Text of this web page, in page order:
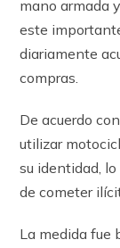
mano armada
este
diariamente
compras.
De acuerdo
utilizar
su identidad,
de cometer
La medida fue